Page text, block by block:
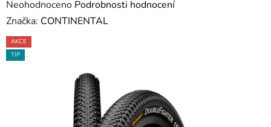
Průměrné
hodnocení
produktu
je
Neohodnoceno Podrobnosti hodnocení
Značka: CONTINENTAL
AKCE
TIP